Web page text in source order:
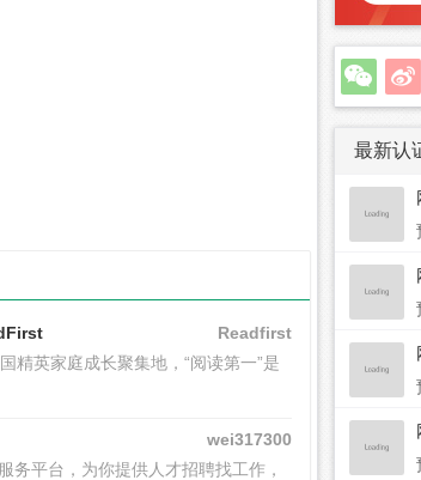
Readfirst
精英家庭成长聚集地，“阅读第一”是
wei317300
务平台，为你提供人才招聘找工作，
最新认